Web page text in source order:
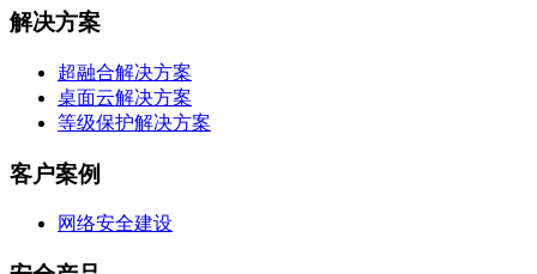
解决方案
超融合解决方案
桌面云解决方案
等级保护解决方案
客户案例
网络安全建设